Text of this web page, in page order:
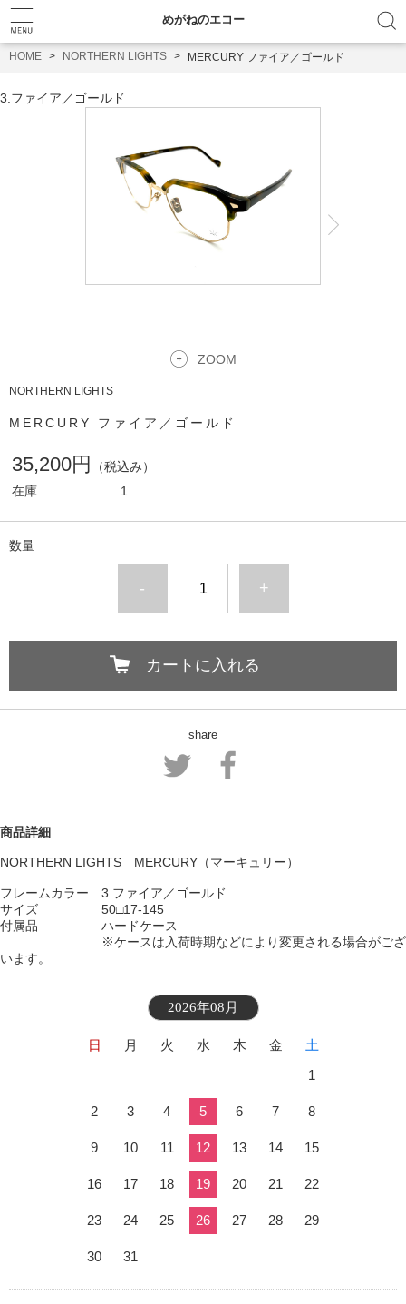
めがねのエコー
HOME NORTHERN LIGHTS MERCURY ファイア／ゴールド
3.ファイア／ゴールド
ZOOM
NORTHERN LIGHTS
MERCURY ファイア／ゴールド
35,200円
（税込み）
在庫
1
数量
- +
カートに入れる
share
商品詳細
NORTHERN LIGHTS MERCURY（マーキュリー）
フレームカラー 3.ファイア／ゴールド
サイズ 50□17-145
付属品 ハードケース
※ケースは入荷時期などにより変更される場合がござ
います。
2026年08月
日 月 火 水 木 金
土
1
2 3 4 5 6 7 8
9 10 11 12 13 14 15
16 17 18 19 20 21 22
23 24 25 26 27 28 29
30 31